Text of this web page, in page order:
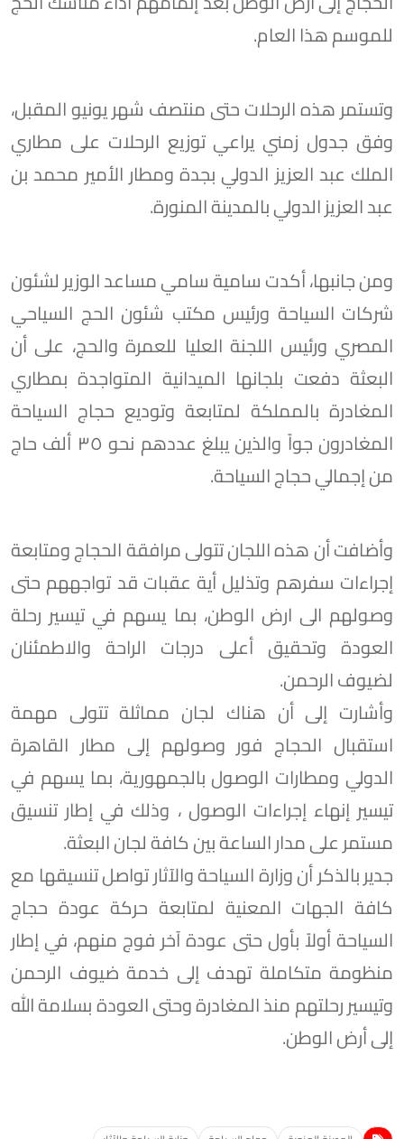
للموسم هذا العام.
وتستمر هذه الرحلات حتى منتصف شهر يونيو المقبل،
وفق جدول زمني يراعي توزيع الرحلات على مطاري
الملك عبد العزيز الدولي بجدة ومطار الأمير محمد بن
عبد العزيز الدولي بالمدينة المنورة.
ومن جانبها، أكدت سامية سامي مساعد الوزير لشئون
شركات السياحة ورئيس مكتب شئون الحج السياحي
المصري ورئيس اللجنة العليا للعمرة والحج، على أن
البعثة دفعت بلجانها الميدانية المتواجدة بمطاري
المغادرة بالمملكة لمتابعة وتوديع حجاج السياحة
المغادرون جواً والذين يبلغ عددهم نحو ٣٥ ألف حاج
من إجمالي حجاج السياحة.
وأضافت أن هذه اللجان تتولى مرافقة الحجاج ومتابعة
إجراءات سفرهم وتذليل أية عقبات قد تواجههم حتى
وصولهم الى ارض الوطن، بما يسهم في تيسير رحلة
العودة وتحقيق أعلى درجات الراحة والاطمئنان
لضيوف الرحمن.
وأشارت إلى أن هناك لجان مماثلة تتولى مهمة
استقبال الحجاج فور وصولهم إلى مطار القاهرة
الدولي ومطارات الوصول بالجمهورية، بما يسهم في
تيسير إنهاء إجراءات الوصول ، وذلك في إطار تنسيق
مستمر على مدار الساعة بين كافة لجان البعثة.
جدير بالذكر أن وزارة السياحة والآثار تواصل تنسيقها مع
كافة الجهات المعنية لمتابعة حركة عودة حجاج
السياحة أولاً بأول حتى عودة آخر فوج منهم، في إطار
منظومة متكاملة تهدف إلى خدمة ضيوف الرحمن
وتيسير رحلتهم منذ المغادرة وحتى العودة بسلامة الله
إلى أرض الوطن.